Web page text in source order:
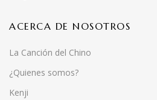
ACERCA DE NOSOTROS
La Canción del Chino
¿Quienes somos?
Kenji